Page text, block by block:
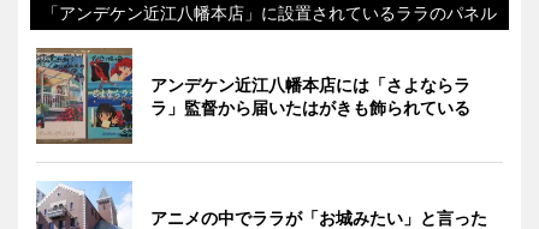
「アンデケン近江八幡本店」に設置されているララのパネル
アンデケン近江八幡本店には「さよならラ
ラ」監督から届いたはがきも飾られている
アニメの中でララが「お城みたい」と言った